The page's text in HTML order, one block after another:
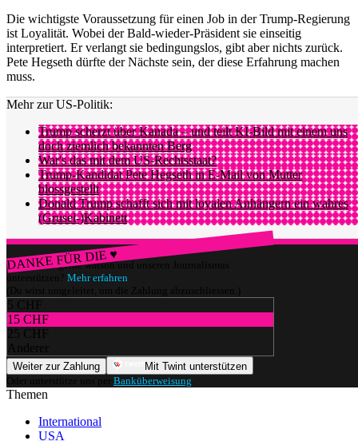
Die wichtigste Voraussetzung für einen Job in der Trump-Regierung
ist Loyalität. Wobei der Bald-wieder-Präsident sie einseitig
interpretiert. Er verlangt sie bedingungslos, gibt aber nichts zurück.
Pete Hegseth dürfte der Nächste sein, der diese Erfahrung machen
muss.
Mehr zur US-Politik:
Trump scherzt über Kanada – und teilt KI-Bild mit einem uns
doch ziemlich bekannten Berg
War's das mit dem US-Rechtsstaat?
Trump-Kandidat Pete Hegseth in E-Mail von Mutter
blossgestellt
Donald Trump schafft sich mit loyalen Anhängern ein wahres
(Grusel-)Kabinett
DANKE FÜR DIE ♥
Würdest du gerne watson und unseren Journalismus
unterstützen? Mehr erfahren
(Du wirst umgeleitet, um die Zahlung abzuschliessen.)
5 CHF
15 CHF
25 CHF
Anderer
Weiter zur Zahlung
Mit Twint unterstützen
Oder unterstütze uns per Banküberweisung
Themen
International
USA